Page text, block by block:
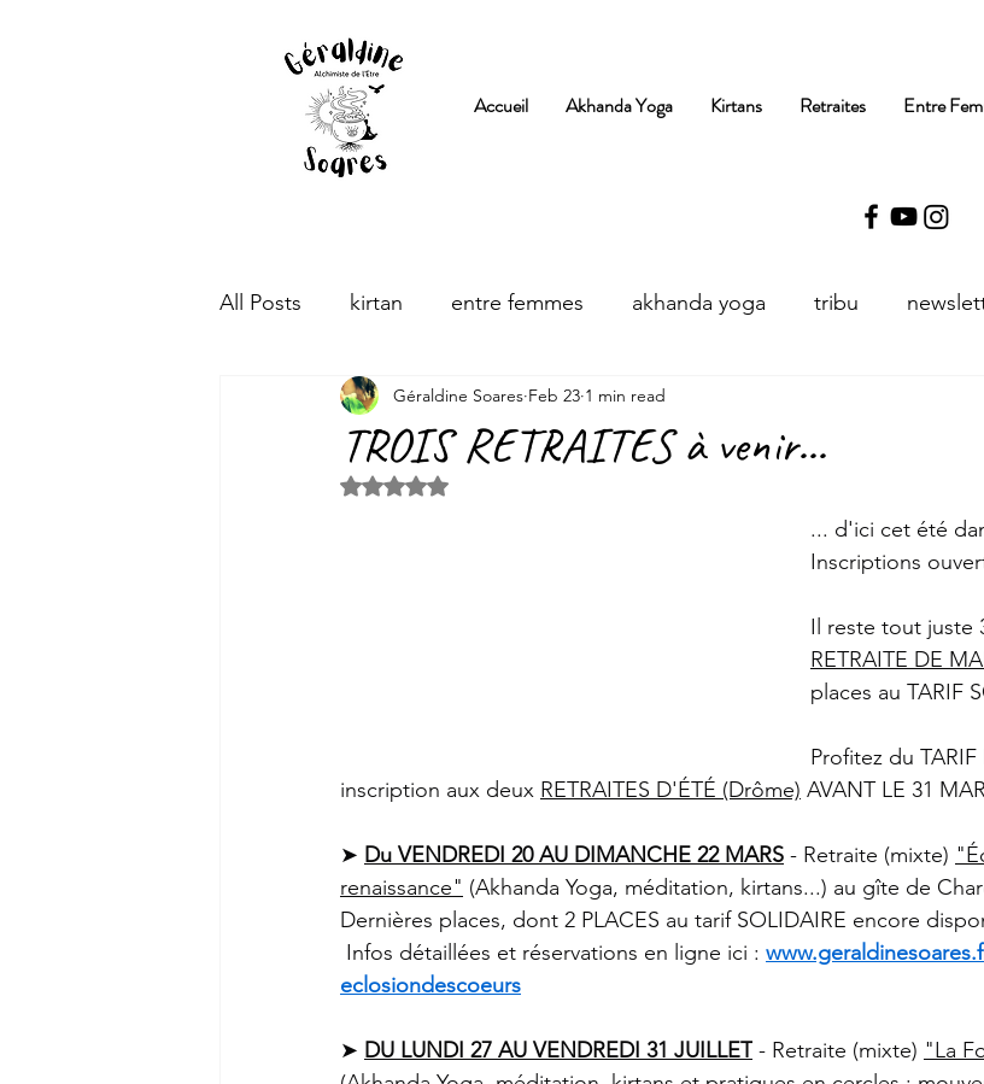
Accueil Akhanda Yoga Kirtans Retraites Entre
All Posts kirtan entre femmes akhanda yoga tribu
TROIS RETRAITES à venir...
Géraldine Soares Feb 23 1 min read
Rated NaN out of 5 stars.
... d'ici cet été
Inscriptions
Il reste tout juste
RETRAITE DE
places au TARIF
Profitez du
inscription aux deux RETRAITES D'ÉTÉ (Drôme) AVANT LE 31
➤ Du VENDREDI 20 AU DIMANCHE 22 MARS - Retraite (mixte)
renaissance" (Akhanda Yoga, méditation, kirtans...) au gîte de
Dernières places, dont 2 PLACES au tarif SOLIDAIRE encore
Infos détaillées et réservations en ligne ici :
eclosiondescoeurs
➤ DU LUNDI 27 AU VENDREDI 31 JUILLET - Retraite (mixte) "La